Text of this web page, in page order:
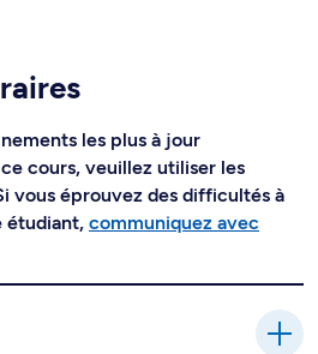
les plus à jour
cours, veuillez utiliser les
vous éprouvez des difficultés à
étudiant, communiquez avec